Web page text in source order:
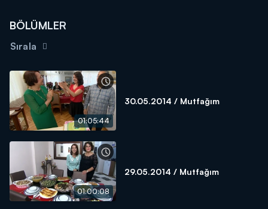
BÖLÜMLER
Sırala
01:05:44
30.05.2014 / Mutfağım
01:00:08
29.05.2014 / Mutfağım